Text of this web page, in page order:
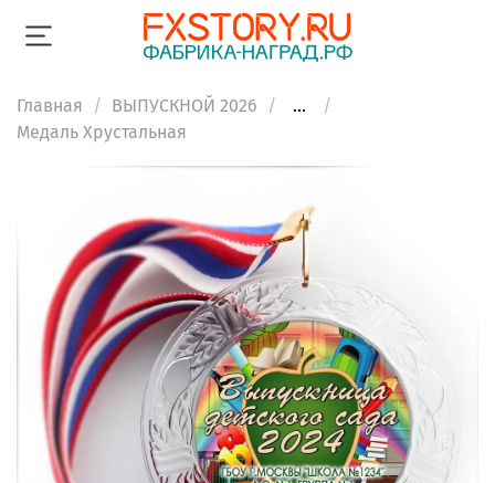
Главная ВЫПУСКНОЙ 2026
...
Медаль Хрустальная